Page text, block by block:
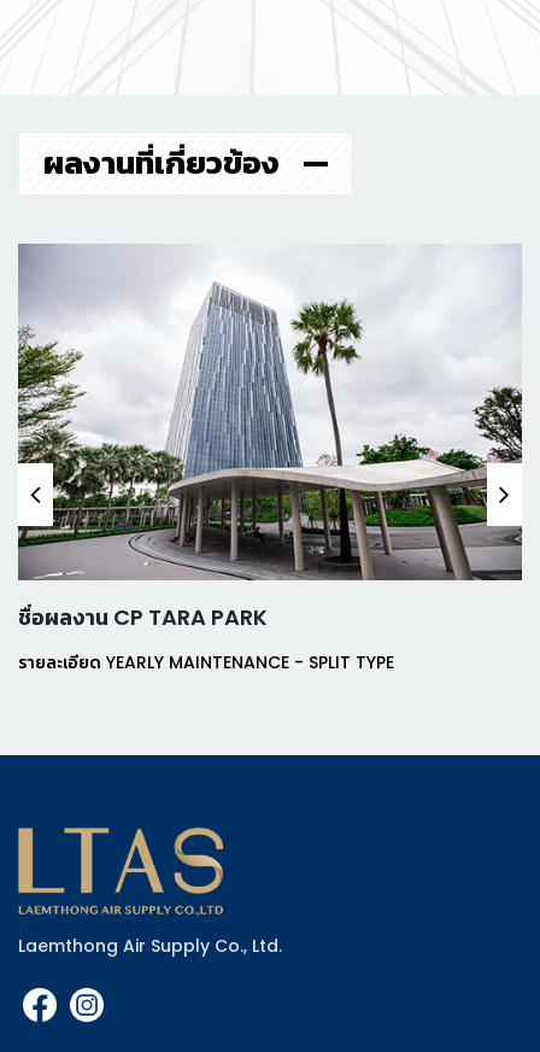
ผลงานที่เกี่ยวข้อง
ชื่อผลงาน CP TARA PARK
รายละเอียด YEARLY MAINTENANCE - SPLIT TYPE
Laemthong Air Supply Co., Ltd.